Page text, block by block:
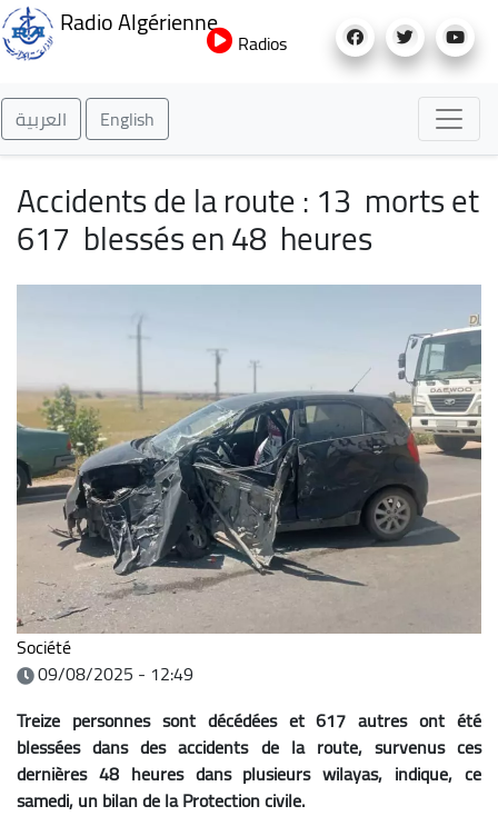
au
Radio Algérienne
Radios
العربية English
Accidents de la route : 13 morts et
617 blessés en 48 heures
Société
09/08/2025 - 12:49
Treize personnes sont décédées et 617 autres ont été
blessées dans des accidents de la route, survenus ces
dernières 48 heures dans plusieurs wilayas, indique, ce
samedi, un bilan de la Protection civile.